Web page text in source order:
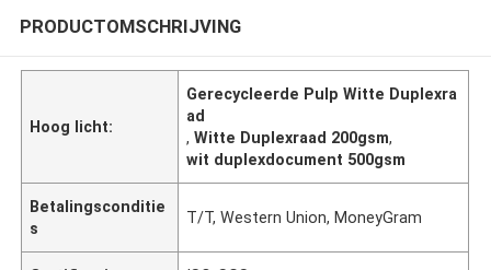
PRODUCTOMSCHRIJVING
Hoog licht:
Gerecycleerde Pulp Witte Duplexra
ad
,Witte Duplexraad 200gsm,
wit duplexdocument 500gsm
Betalingsconditie
s
T/T, Western Union, MoneyGram